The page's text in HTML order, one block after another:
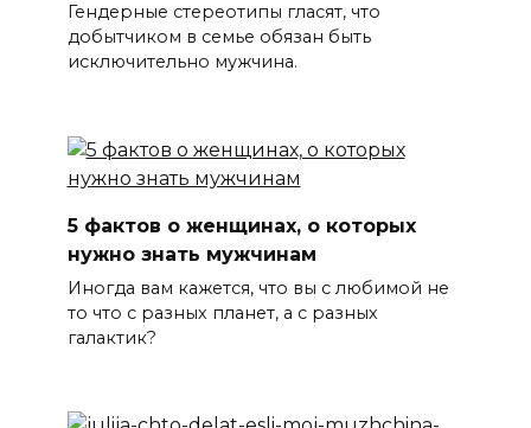
Гендерные стереотипы гласят, что
добытчиком в семье обязан быть
исключительно мужчина.
5 фактов о женщинах, о которых
нужно знать мужчинам
Иногда вам кажется, что вы с любимой не
то что с разных планет, а с разных
галактик?